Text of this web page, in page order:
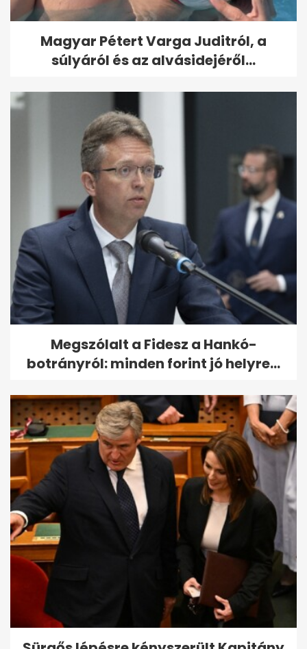
Magyar Pétert Varga Juditról, a
súlyáról és az alvásidejéről...
Megszólalt a Fidesz a Hankó-
botrányról: minden forint jó helyre...